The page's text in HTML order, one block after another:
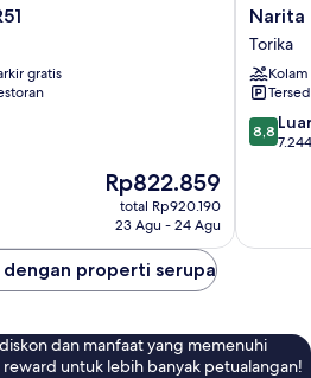
gratis
Harga
sekarang
Rp822.859
Rp822.859
total Rp920.190
23 Agu - 24 Agu
Narita
Tobu
Hotel
Airport
Torika
Narita
Torika
8.8
dari
ulasan
8,8
dengan properti serupa
dan manfaat yang memenuhi
reward untuk lebih banyak petualangan!